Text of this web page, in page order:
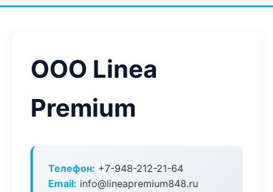
ООО Linea
Premium
Телефон: +7-948-212-21-64
Email: info@lineapremium848.ru